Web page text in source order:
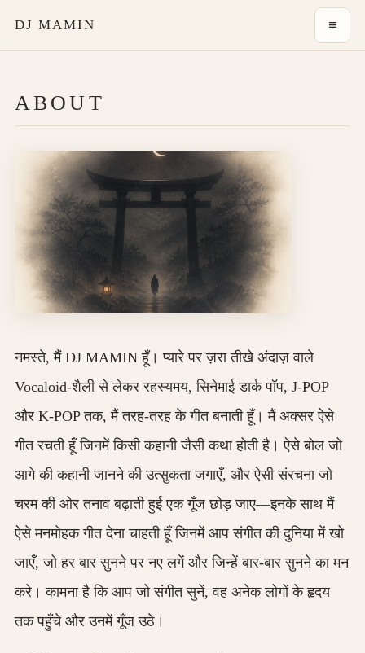
DJ MAMIN ≡
ABOUT
नमस्ते, मैं DJ MAMIN हूँ। प्यारे पर ज़रा तीखे अंदाज़ वाले
Vocaloid-शैली से लेकर रहस्यमय, सिनेमाई डार्क पॉप, J-POP
और K-POP तक, मैं तरह-तरह के गीत बनाती हूँ। मैं अक्सर ऐसे
गीत रचती हूँ जिनमें किसी कहानी जैसी कथा होती है। ऐसे बोल जो
आगे की कहानी जानने की उत्सुकता जगाएँ, और ऐसी संरचना जो
चरम की ओर तनाव बढ़ाती हुई एक गूँज छोड़ जाए—इनके साथ मैं
ऐसे मनमोहक गीत देना चाहती हूँ जिनमें आप संगीत की दुनिया में खो
जाएँ, जो हर बार सुनने पर नए लगें और जिन्हें बार-बार सुनने का मन
करे। कामना है कि आप जो संगीत सुनें, वह अनेक लोगों के हृदय
तक पहुँचे और उनमें गूँज उठे।